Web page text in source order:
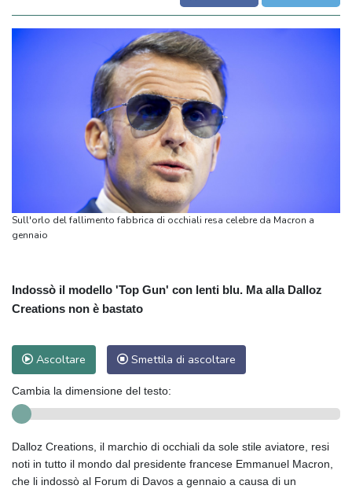
Sull'orlo del fallimento fabbrica di occhiali resa celebre da Macron a
gennaio
Indossò il modello 'Top Gun' con lenti blu. Ma alla Dalloz
Creations non è bastato
Ascoltare Smettila di ascoltare
Cambia la dimensione del testo:
Dalloz Creations, il marchio di occhiali da sole stile aviatore, resi
noti in tutto il mondo dal presidente francese Emmanuel Macron,
che li indossò al Forum di Davos a gennaio a causa di un